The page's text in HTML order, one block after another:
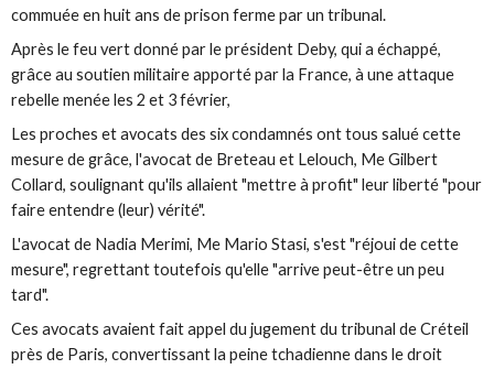
commuée en huit ans de prison ferme par un tribunal.
Après le feu vert donné par le président Deby, qui a échappé,
grâce au soutien militaire apporté par la France, à une attaque
rebelle menée les 2 et 3 février,
Les proches et avocats des six condamnés ont tous salué cette
mesure de grâce, l'avocat de Breteau et Lelouch, Me Gilbert
Collard, soulignant qu'ils allaient "mettre à profit" leur liberté "pour
faire entendre (leur) vérité".
L'avocat de Nadia Merimi, Me Mario Stasi, s'est "réjoui de cette
mesure", regrettant toutefois qu'elle "arrive peut-être un peu
tard".
Ces avocats avaient fait appel du jugement du tribunal de Créteil
près de Paris, convertissant la peine tchadienne dans le droit